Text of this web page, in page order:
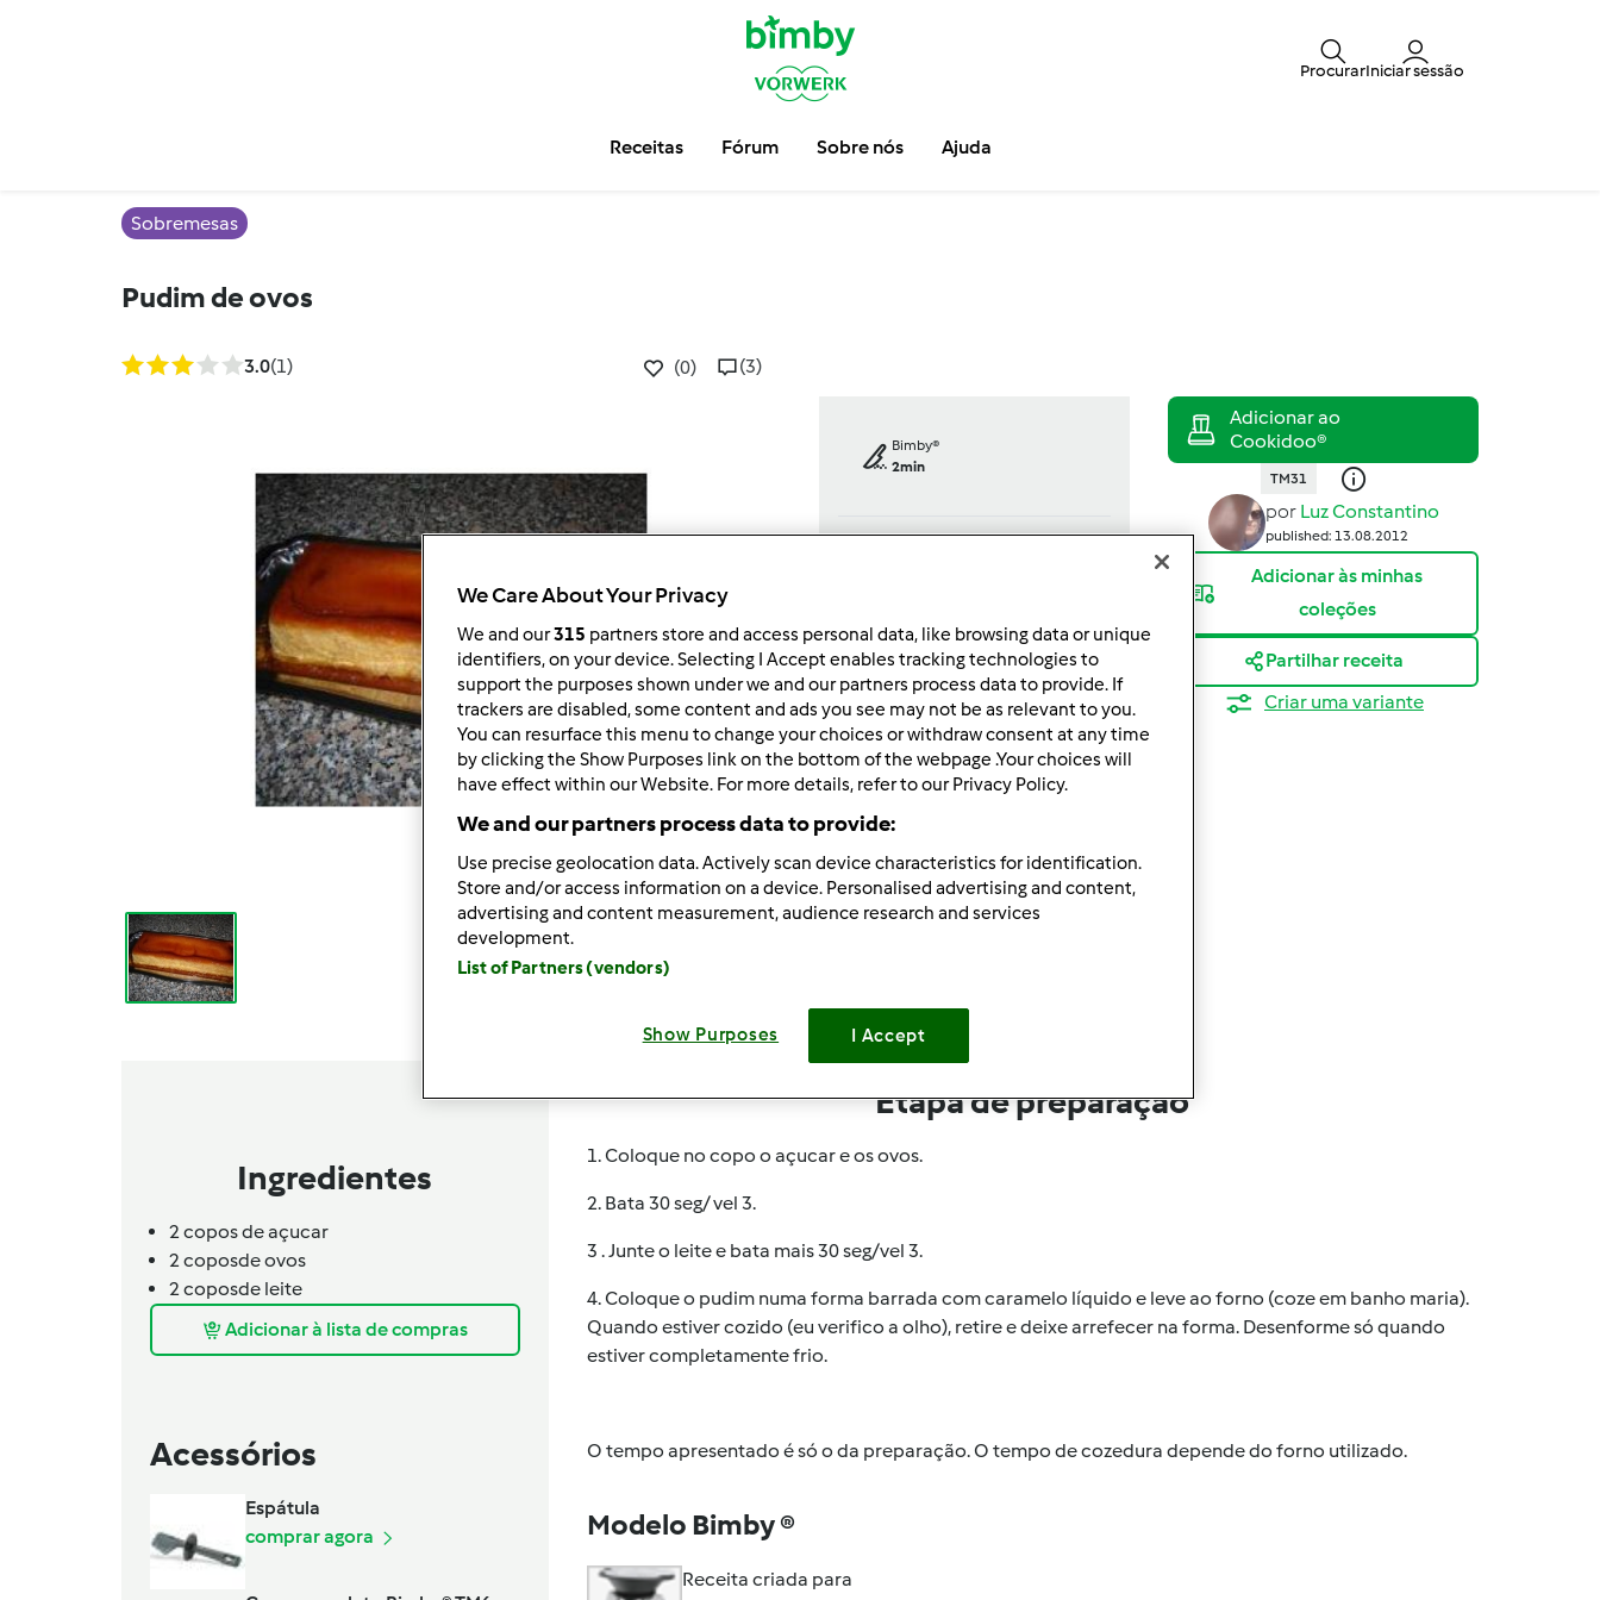
ProcurarIniciar sessão
Receitas Fórum Sobre nós Ajuda
Sobremesas
Pudim de ovos
3.0(1) (0) (3)
Bimby®
2min
dose/s
----
--
TM31
por Luz Constantino
published: 13.08.2012
Adicionar às minhas
coleções
Partilhar receita
Criar uma variante
Ingredientes
2 copos de açucar
2coposde ovos
2coposde leite
Adicionar à lista de compras
Acessórios
Espátula
comprar agora
Etapa de preparação
1. Coloque no copo o açucar e os ovos.
2. Bata 30 seg/ vel 3.
3 . Junte o leite e bata mais 30 seg/vel 3.
4. Coloque o pudim numa forma barrada com caramelo líquido e leve ao forno (coze em banho maria).
Quando estiver cozido (eu verifico a olho), retire e deixe arrefecer na forma. Desenforme só quando
estiver completamente frio.
O tempo apresentado é só o da preparação. O tempo de cozedura depende do forno utilizado.
Modelo Bimby ®
Receita criada para
We Care About Your Privacy
We and our315 partners store and access personal data, like browsing data or unique
identifiers, on your device. Selecting I Accept enables tracking technologies to
support the purposes shown under we and our partners process data to provide. If
trackers are disabled, some content and ads you see may not be as relevant to you.
You can resurface this menu to change your choices or withdraw consent at any time
by clicking the Show Purposes link on the bottom of the webpage .Your choices will
have effect within our Website. For more details, refer to our Privacy Policy.
We and our partners process data to provide:
Use precise geolocation data. Actively scan device characteristics for identification.
Store and/or access information on a device. Personalised advertising and content,
advertising and content measurement, audience research and services
development.
List of Partners (vendors)
Show Purposes I Accept